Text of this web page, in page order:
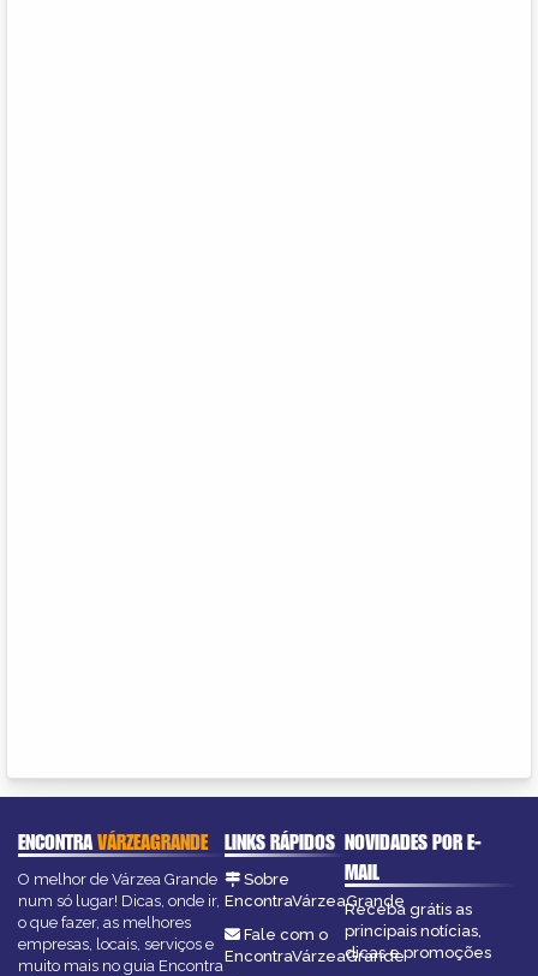
ENCONTRAVÁRZEAGRANDE
O melhor de Várzea Grande
num só lugar! Dicas, onde ir,
o que fazer, as melhores
empresas, locais, serviços e
muito mais no guia Encontra
LINKS RÁPIDOS
Sobre
EncontraVárzeaGrande
Fale com o
EncontraVárzeaGrande
NOVIDADES POR E-
MAIL
Receba grátis as
principais notícias,
dicas e promoções